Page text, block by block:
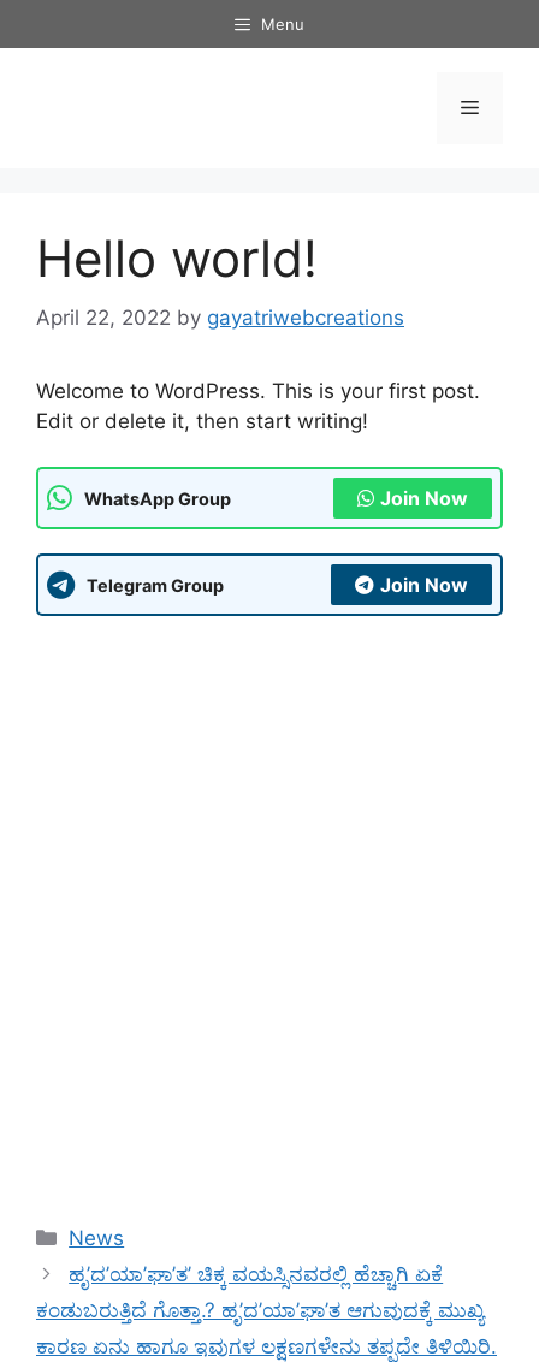
to
Menu
Menu
Hello world!
April 22, 2022 by gayatriwebcreations
Welcome to WordPress. This is your first post.
Edit or delete it, then start writing!
WhatsApp Group Join Now
Telegram Group Join Now
Categories
News
ಹೃ’ದ’ಯಾ’ಘಾ’ತ’ ಚಿಕ್ಕ ವಯಸ್ಸಿನವರಲ್ಲಿ ಹೆಚ್ಚಾಗಿ ಏಕೆ
ಕಂಡುಬರುತ್ತಿದೆ ಗೊತ್ತಾ.? ಹೃ’ದ’ಯಾ’ಘಾ’ತ ಆಗುವುದಕ್ಕೆ ಮುಖ್ಯ
ಕಾರಣ ಏನು ಹಾಗೂ ಇವುಗಳ ಲಕ್ಷಣಗಳೇನು ತಪ್ಪದೇ ತಿಳಿಯಿರಿ.